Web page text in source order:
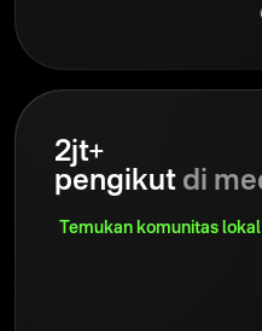
2jt+
pengikut di
Temukan komunitas lokal